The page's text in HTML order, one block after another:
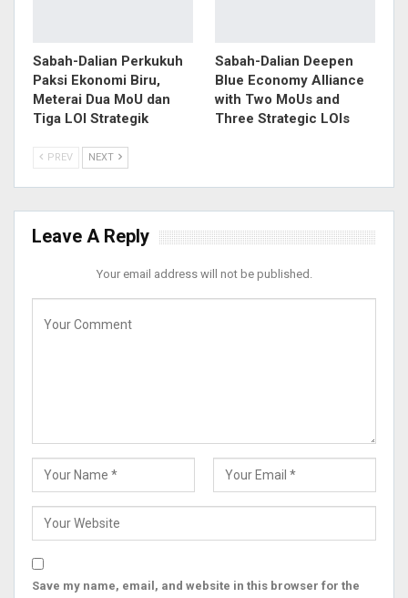
Sabah-Dalian Perkukuh
Paksi Ekonomi Biru,
Meterai Dua MoU dan
Tiga LOI Strategik
Sabah-Dalian Deepen
Blue Economy Alliance
with Two MoUs and
Three Strategic LOIs
PREV NEXT
Leave A Reply
Your email address will not be published.
Save my name, email, and website in this browser for the